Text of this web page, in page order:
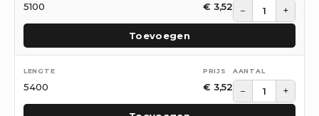
5100 € 3,52 − +
Toevoegen
5400 € 3,52 − +